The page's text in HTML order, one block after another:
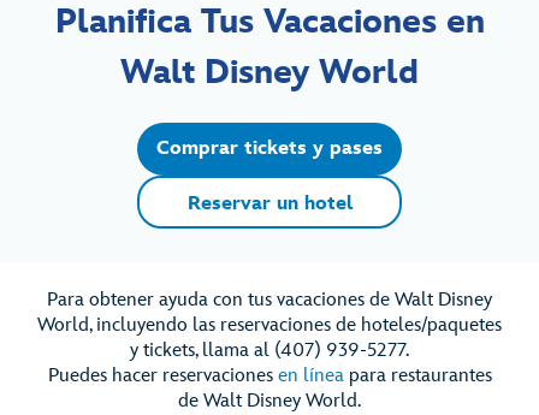
Planifica Tus Vacaciones en
Walt Disney World
Comprar tickets y pases
Reservar un hotel
Para obtener ayuda con tus vacaciones de Walt Disney
World, incluyendo las reservaciones de hoteles/paquetes
y tickets, llama al (407) 939-5277.
Puedes hacer reservaciones en líneapara restaurantes
de Walt Disney World.